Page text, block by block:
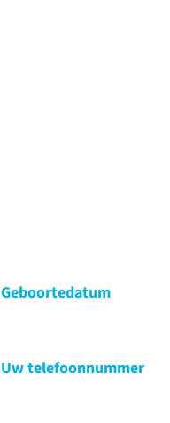
Geboortedatum
Uw telefoonnummer